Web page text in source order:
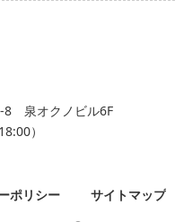
8 泉オクノビル6F
）
ポリシー サイトマップ